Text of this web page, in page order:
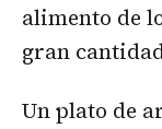
alimento de
gran
Un plato de